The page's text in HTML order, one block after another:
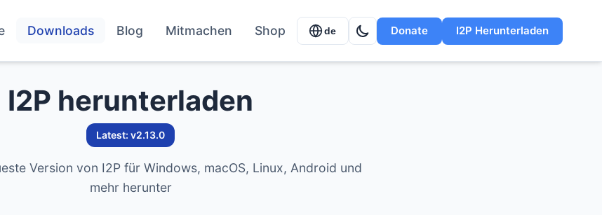
Downloads Blog Mitmachen Shop de Donate I2P Herunterladen
I2P herunterladen
Latest: v2.13.0
Version von I2P für Windows, macOS, Linux, Android und
mehr herunter